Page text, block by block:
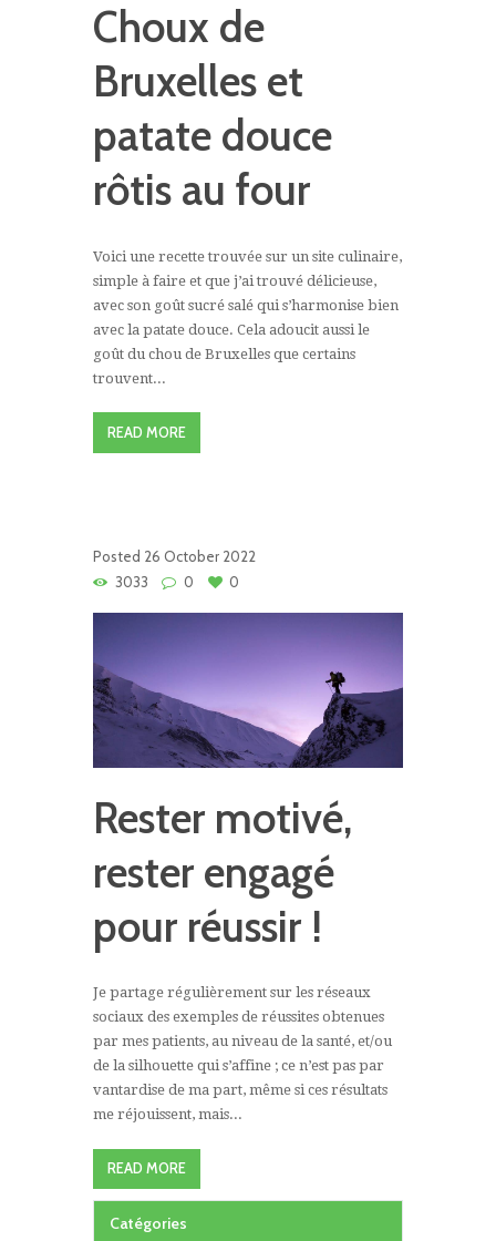
Choux de
Bruxelles et
patate douce
rôtis au four
Voici une recette trouvée sur un site culinaire,
simple à faire et que j’ai trouvé délicieuse,
avec son goût sucré salé qui s’harmonise bien
avec la patate douce. Cela adoucit aussi le
goût du chou de Bruxelles que certains
trouvent...
READ MORE
Posted 26 October 2022
3033
0 0
Rester motivé,
rester engagé
pour réussir !
Je partage régulièrement sur les réseaux
sociaux des exemples de réussites obtenues
par mes patients, au niveau de la santé, et/ou
de la silhouette qui s’affine ; ce n’est pas par
vantardise de ma part, même si ces résultats
me réjouissent, mais...
READ MORE
Catégories